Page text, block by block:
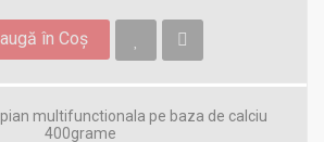
în Coş